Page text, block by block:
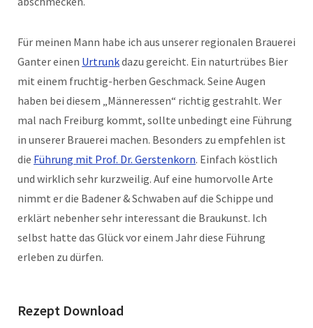
Für meinen Mann habe ich aus unserer regionalen Brauerei
Ganter einen Urtrunkdazu gereicht. Ein naturtrübes Bier
mit einem fruchtig-herben Geschmack. Seine Augen
haben bei diesem „Männeressen“ richtig gestrahlt. Wer
mal nach Freiburg kommt, sollte unbedingt eine Führung
in unserer Brauerei machen. Besonders zu empfehlen ist
die Führung mit Prof. Dr. Gerstenkorn. Einfach köstlich
und wirklich sehr kurzweilig. Auf eine humorvolle Arte
nimmt er die Badener & Schwaben auf die Schippe und
erklärt nebenher sehr interessant die Braukunst. Ich
selbst hatte das Glück vor einem Jahr diese Führung
erleben zu dürfen.
Rezept Download